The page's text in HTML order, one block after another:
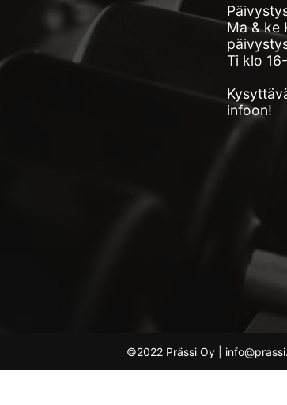
Ma & ke
Ti klo
infoon!
©2022 Prässi Oy |